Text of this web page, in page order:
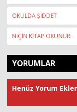
OKULDA ŞİDDET
NİÇİN KİTAP OKUNUR!
YORUMLAR
Henüz Yorum